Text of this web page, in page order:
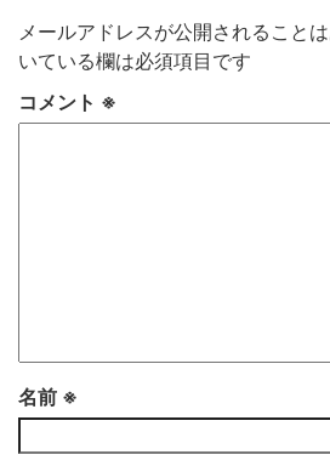
メールアドレスが公開されることは
いている欄は必須項目です
コメント ※
名前 ※